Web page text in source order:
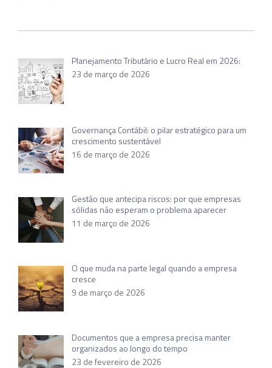
Planejamento Tributário e Lucro Real em 2026:
23 de março de 2026
Governança Contábil: o pilar estratégico para um
crescimento sustentável
16 de março de 2026
Gestão que antecipa riscos: por que empresas
sólidas não esperam o problema aparecer
11 de março de 2026
O que muda na parte legal quando a empresa
cresce
9 de março de 2026
Documentos que a empresa precisa manter
organizados ao longo do tempo
23 de fevereiro de 2026